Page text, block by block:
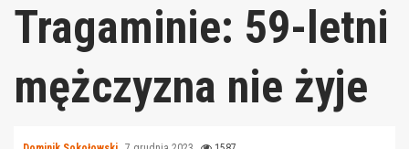
Tragaminie: 59-letni
mężczyzna nie żyje